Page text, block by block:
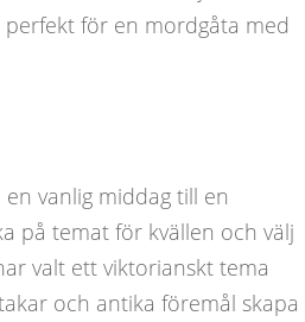
för en mordgåta med
vanlig middag till en
på temat för kvällen och välj
valt ett viktorianskt tema
och antika föremål skapa